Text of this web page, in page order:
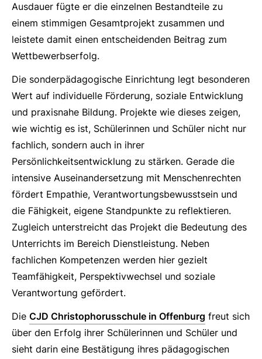
Ausdauer fügte er die einzelnen Bestandteile zu
einem stimmigen Gesamtprojekt zusammen und
leistete damit einen entscheidenden Beitrag zum
Wettbewerbserfolg.
Die sonderpädagogische Einrichtung legt besonderen
Wert auf individuelle Förderung, soziale Entwicklung
und praxisnahe Bildung. Projekte wie dieses zeigen,
wie wichtig es ist, Schülerinnen und Schüler nicht nur
fachlich, sondern auch in ihrer
Persönlichkeitsentwicklung zu stärken. Gerade die
intensive Auseinandersetzung mit Menschenrechten
fördert Empathie, Verantwortungsbewusstsein und
die Fähigkeit, eigene Standpunkte zu reflektieren.
Zugleich unterstreicht das Projekt die Bedeutung des
Unterrichts im Bereich Dienstleistung. Neben
fachlichen Kompetenzen werden hier gezielt
Teamfähigkeit, Perspektivwechsel und soziale
Verantwortung gefördert.
Die CJD Christophorusschule in Offenburg freut sich
über den Erfolg ihrer Schülerinnen und Schüler und
sieht darin eine Bestätigung ihres pädagogischen